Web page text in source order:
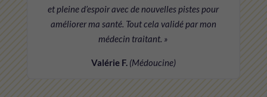
et pleine d’espoir avec de nouvelles pistes pour
améliorer ma santé. Tout cela validé par mon
médecin traitant. »
Valérie F. (Médoucine)